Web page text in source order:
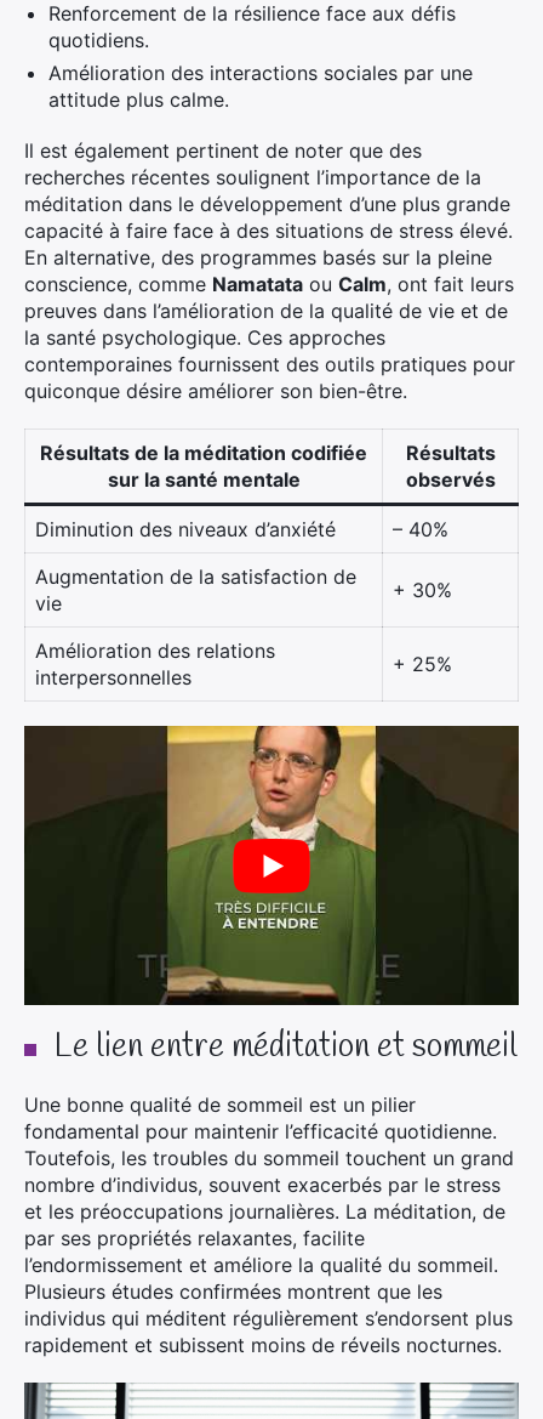
Renforcement de la résilience face aux défis
quotidiens.
Amélioration des interactions sociales par une
attitude plus calme.
Il est également pertinent de noter que des
recherches récentes soulignent l’importance de la
méditation dans le développement d’une plus grande
capacité à faire face à des situations de stress élevé.
En alternative, des programmes basés sur la pleine
conscience, comme Namatata ou Calm, ont fait leurs
preuves dans l’amélioration de la qualité de vie et de
la santé psychologique. Ces approches
contemporaines fournissent des outils pratiques pour
quiconque désire améliorer son bien-être.
Résultats de la méditation codifiée
sur la santé mentale
Résultats
observés
Diminution des niveaux d’anxiété
– 40%
Augmentation de la satisfaction de
vie
+ 30%
Amélioration des relations
interpersonnelles
+ 25%
Le lien entre méditation et sommeil
Une bonne qualité de sommeil est un pilier
fondamental pour maintenir l’efficacité quotidienne.
Toutefois, les troubles du sommeil touchent un grand
nombre d’individus, souvent exacerbés par le stress
et les préoccupations journalières. La méditation, de
par ses propriétés relaxantes, facilite
l’endormissement et améliore la qualité du sommeil.
Plusieurs études confirmées montrent que les
individus qui méditent régulièrement s’endorsent plus
rapidement et subissent moins de réveils nocturnes.